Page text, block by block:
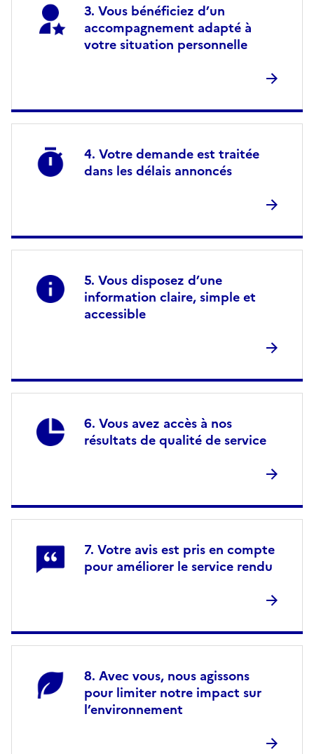
Vous bénéficiez d’un
accompagnement adapté à
votre situation personnelle
Votre demande est traitée
dans les délais annoncés
Vous disposez d’une
information claire, simple et
accessible
Vous avez accès à nos
résultats de qualité de service
Votre avis est pris en compte
pour améliorer le service rendu
Avec vous, nous agissons
pour limiter notre impact sur
l’environnement